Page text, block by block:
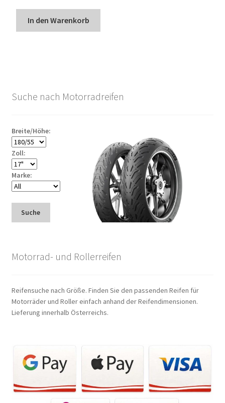
In den Warenkorb
Suche nach Motorradreifen
Breite/Höhe:
Zoll:
Marke:
Suche
Motorrad- und Rollerreifen
Reifensuche nach Größe. Finden Sie den passenden Reifen für
Motorräder und Roller einfach anhand der Reifendimensionen.
Lieferung innerhalb Österreichs.